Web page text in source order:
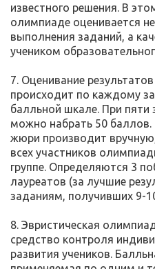
известного решения. В
олимпиаде оценивается
выполнения заданий, а
учеником
7. Оценивание
происходит по каждому
балльной шкале. При пяти
можно набрать 50
жюри производит
всех участников
группе. Определяются 3
лауреатов (за лучшие
заданиям, получивших 9-
8. Эвристическая
средство контроля
развития учеников.